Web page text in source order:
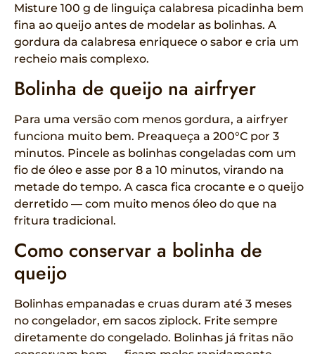
Misture 100 g de linguiça calabresa picadinha bem
fina ao queijo antes de modelar as bolinhas. A
gordura da calabresa enriquece o sabor e cria um
recheio mais complexo.
Bolinha de queijo na airfryer
Para uma versão com menos gordura, a airfryer
funciona muito bem. Preaqueça a 200°C por 3
minutos. Pincele as bolinhas congeladas com um
fio de óleo e asse por 8 a 10 minutos, virando na
metade do tempo. A casca fica crocante e o queijo
derretido — com muito menos óleo do que na
fritura tradicional.
Como conservar a bolinha de
queijo
Bolinhas empanadas e cruas duram até 3 meses
no congelador, em sacos ziplock. Frite sempre
diretamente do congelado. Bolinhas já fritas não